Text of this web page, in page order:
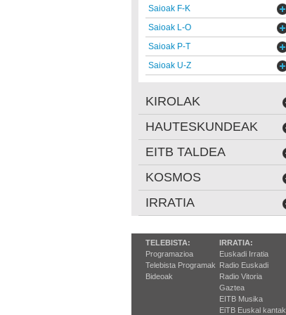
Saioak F-K
Saioak L-O
Saioak P-T
Saioak U-Z
KIROLAK
HAUTESKUNDEAK
EITB TALDEA
KOSMOS
IRRATIA
TELEBISTA:
Programazioa
Telebista Programak
Bideoak
IRRATIA:
Euskadi Irratia
Radio Euskadi
Radio Vitoria
Gaztea
EITB Musika
EiTB Euskal kantak